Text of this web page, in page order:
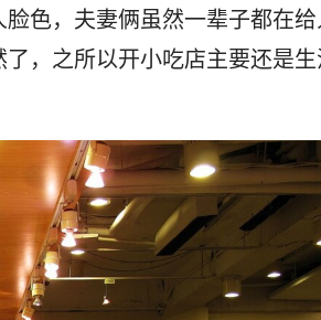
色，夫妻俩虽然一辈子都在给
，之所以开小吃店主要还是